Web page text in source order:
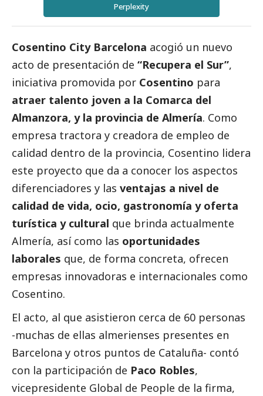
Perplexity
Cosentino City Barcelona acogió un nuevo
acto de presentación de “Recupera el Sur”,
iniciativa promovida por Cosentino para
atraer talento joven a la Comarca del
Almanzora, y la provincia de Almería. Como
empresa tractora y creadora de empleo de
calidad dentro de la provincia, Cosentino lidera
este proyecto que da a conocer los aspectos
diferenciadores y las ventajas a nivel de
calidad de vida, ocio, gastronomía y oferta
turística y cultural que brinda actualmente
Almería, así como las oportunidades
laborales que, de forma concreta, ofrecen
empresas innovadoras e internacionales como
Cosentino.
El acto, al que asistieron cerca de 60 personas
-muchas de ellas almerienses presentes en
Barcelona y otros puntos de Cataluña- contó
con la participación de Paco Robles,
vicepresidente Global de People de la firma,